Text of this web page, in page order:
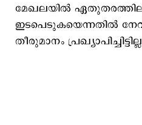
മേഖലയില്‍
ഇടപെടുകയെന്നതില്‍
തീരുമാനം